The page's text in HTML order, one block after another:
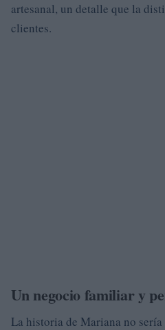
artesanal, un detalle que la
clientes.
Un negocio familiar y
La historia de Mariana no